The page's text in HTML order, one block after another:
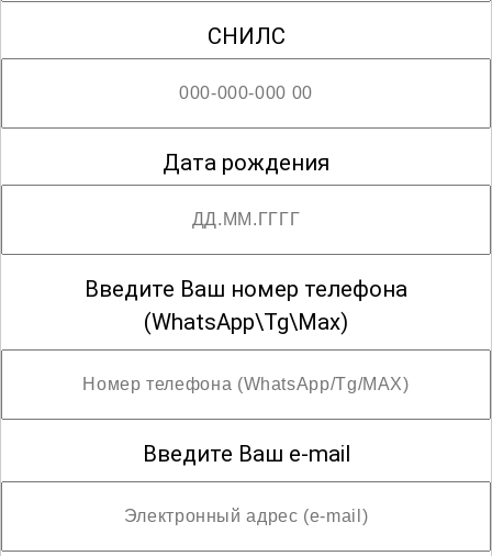
; Возможны разряды со второго по седьмой
СНИЛС
Дата рождения
Введите Ваш номер телефона
(WhatsApp\Tg\Max)
Введите Ваш e-mail